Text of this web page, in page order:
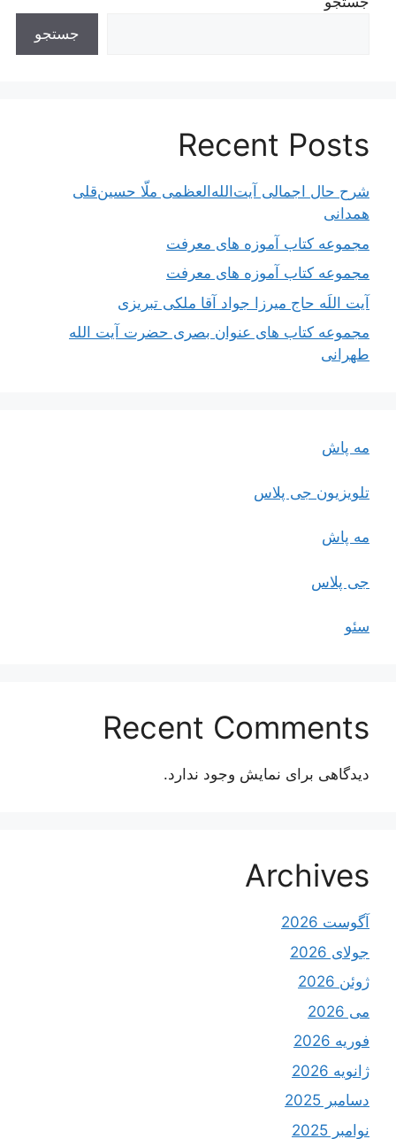
جستجو
Recent Posts
شرح حال اجمالی آیت‌الله‌العظمی ملّا حسین‌قلی
همدانی
مجموعه کتاب آموزه های معرفت
مجموعه کتاب آموزه های معرفت
آیت اللَه حاج میرزا جواد آقا ملکی تبریزی
مجموعه کتاب های عنوان بصری حضرت آیت الله
طهرانی
مه پاش
تلویزیون جی پلاس
مه پاش
جی پلاس
سئو
Recent Comments
دیدگاهی برای نمایش وجود ندارد.
Archives
آگوست 2026
جولای 2026
ژوئن 2026
می 2026
فوریه 2026
ژانویه 2026
دسامبر 2025
نوامبر 2025